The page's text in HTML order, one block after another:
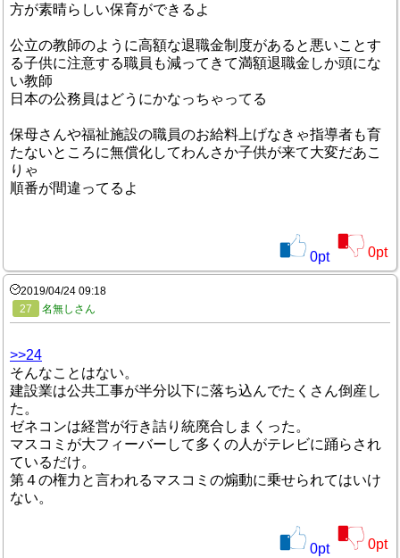
方が素晴らしい保育ができるよ
公立の教師のように高額な退職金制度があると悪いことす
る子供に注意する職員も減ってきて満額退職金しか頭にな
い教師
日本の公務員はどうにかなっちゃってる
保母さんや福祉施設の職員のお給料上げなきゃ指導者も育
たないところに無償化してわんさか子供が来て大変だあこ
りゃ
順番が間違ってるよ
0pt 0pt
2019/04/24 09:18
27
名無しさん
>>24
そんなことはない。
建設業は公共工事が半分以下に落ち込んでたくさん倒産し
た。
ゼネコンは経営が行き詰り統廃合しまくった。
マスコミが大フィーバーして多くの人がテレビに踊らされ
ているだけ。
第４の権力と言われるマスコミの煽動に乗せられてはいけ
ない。
0pt 0pt